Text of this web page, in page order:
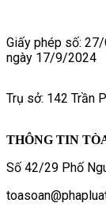
Giấy phép số: 27/
ngày 17/9/2024
Trụ sở: 142 Trần
THÔNG TIN
Số 42/29 Phố